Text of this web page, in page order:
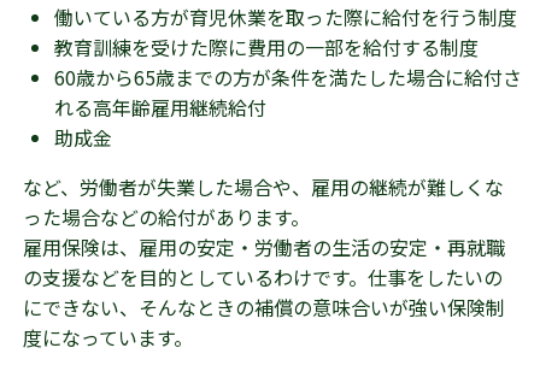
働いている方が育児休業を取った際に給付を行う制度
教育訓練を受けた際に費用の一部を給付する制度
60歳から65歳までの方が条件を満たした場合に給付さ
れる高年齢雇用継続給付
助成金
など、労働者が失業した場合や、雇用の継続が難しくな
った場合などの給付があります。
雇用保険は、雇用の安定・労働者の生活の安定・再就職
の支援などを目的としているわけです。仕事をしたいの
にできない、そんなときの補償の意味合いが強い保険制
度になっています。